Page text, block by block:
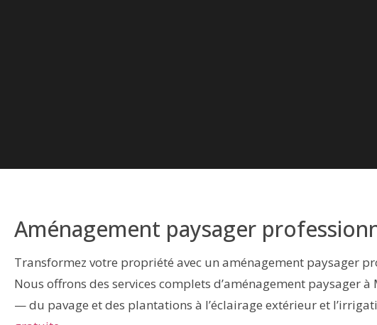
Aménagement paysager
Transformez votre propriété avec un aménagement paysager
Nous offrons des services complets d’aménagement paysager
— du pavage et des plantations à l’éclairage extérieur et